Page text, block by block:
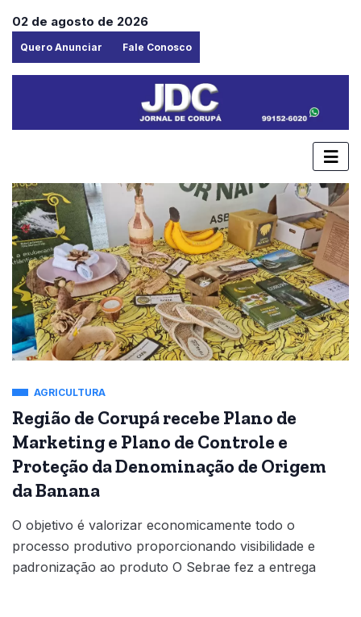
02 de agosto de 2026
Quero Anunciar Fale Conosco
AGRICULTURA
Região de Corupá recebe Plano de
Marketing e Plano de Controle e
Proteção da Denominação de Origem
da Banana
O objetivo é valorizar economicamente todo o
processo produtivo proporcionando visibilidade e
padronização ao produto O Sebrae fez a entrega